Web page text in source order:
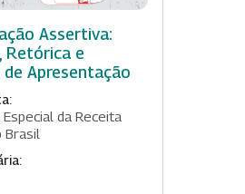
Assertiva:
Retórica e
de Apresentação
da Receita
Brasil